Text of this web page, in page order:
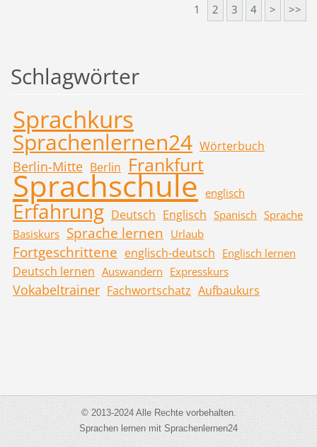
1 2 3 4 > >>
Schlagwörter
Sprachkurs
Sprachenlernen24 Wörterbuch
Berlin-Mitte Berlin Frankfurt
Sprachschule englisch
Erfahrung Deutsch Englisch Spanisch Sprache
Basiskurs Sprache lernen Urlaub
Fortgeschrittene englisch-deutsch Englisch lernen
Deutsch lernen Auswandern Expresskurs
Vokabeltrainer Fachwortschatz Aufbaukurs
© 2013-2024 Alle Rechte vorbehalten.
Sprachen lernen mit Sprachenlernen24